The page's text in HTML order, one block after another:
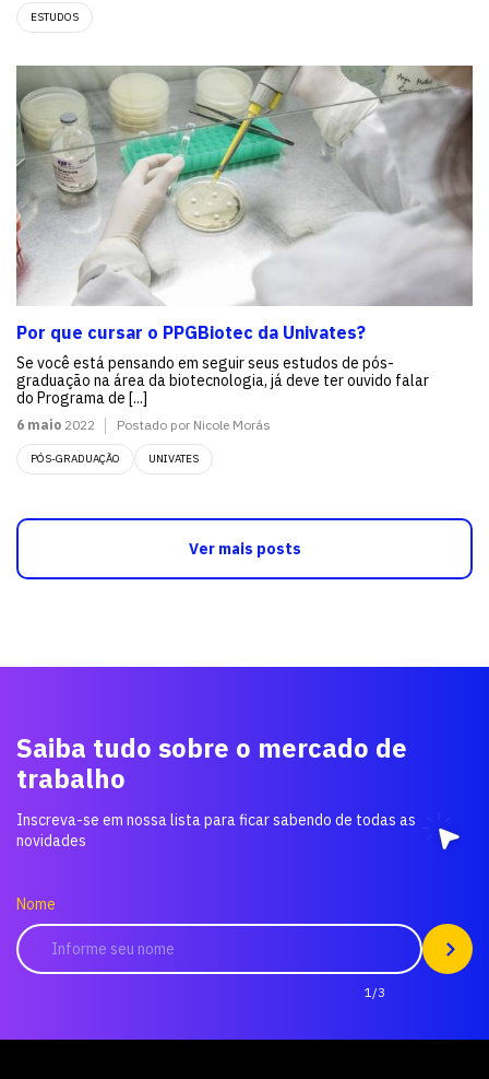
ESTUDOS
Por que cursar o PPGBiotec da Univates?
Se você está pensando em seguir seus estudos de pós-
graduação na área da biotecnologia, já deve ter ouvido falar
do Programa de [...]
6 maio 2022 Postado por Nicole Morás
PÓS-GRADUAÇÃO UNIVATES
Ver mais posts
Saiba tudo sobre o mercado de
trabalho
Inscreva-se em nossa lista para ficar sabendo de todas as
novidades
Nome
1/3